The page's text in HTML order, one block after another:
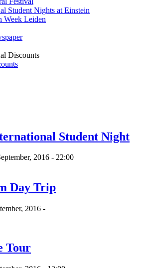
Student Nights at Einstein
Week Leiden
Discounts
Student Night
2016 - 22:00
Day Trip
2016 -
Tour